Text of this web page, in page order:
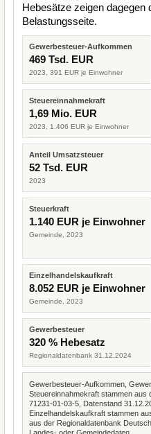
Hebesätze zeigen dagegen
Belastungsseite.
Gewerbesteuer-Aufkommen
469 Tsd. EUR
2023, 391 EUR je Einwohner
Steuereinnahmekraft
1,69 Mio. EUR
2023, 1.406 EUR je Einwohner
Anteil Umsatzsteuer
52 Tsd. EUR
2023
Steuerkraft
1.140 EUR je Einwohner
Gemeinde, 2023
Einzelhandelskaufkraft
8.052 EUR je Einwohner
Gemeinde, 2023
Gewerbesteuer
320 % Hebesatz
Regionaldatenbank 31.12.2024
Gewerbesteuer-Aufkommen,
Steuereinnahmekraft stammen aus
71231-01-03-5, Datenstand
Einzelhandelskaufkraft stammen
aus der Regionaldatenbank